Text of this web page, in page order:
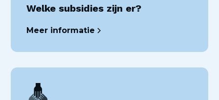
Welke subsidies zijn er?
Meer informatie